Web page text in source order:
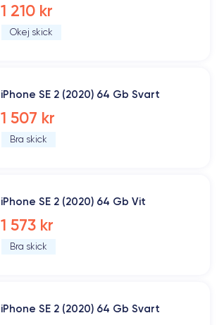
1 210 kr
Okej skick
iPhone SE 2 (2020) 64 Gb Svart
1 507 kr
Bra skick
iPhone SE 2 (2020) 64 Gb Vit
1 573 kr
Bra skick
iPhone SE 2 (2020) 64 Gb Svart